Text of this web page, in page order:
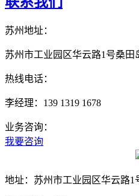
苏州地址：
苏州市工业园区华云路1号桑田
热线电话：
李经理：139 1319 1678
业务咨询：
我要咨询
地址： 苏州市工业园区华云路1